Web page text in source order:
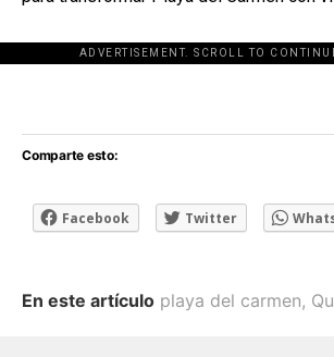
ADVERTISEMENT. SCROLL TO
[adsforwp
Comparte esto:
Facebook Twitter
En este artículo playa del carmen,